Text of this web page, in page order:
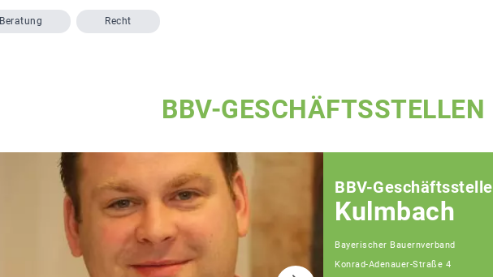
Beratung Recht
BBV-GESCHÄFTSSTELLEN
BBV-Geschäftsstelle
Kulmbach
Bayerischer Bauernverband
Konrad-Adenauer-Straße 4